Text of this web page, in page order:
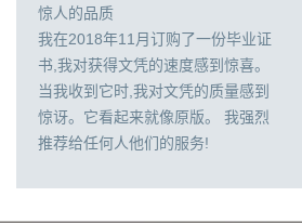
惊人的品质
我在2018年11月订购了一份毕业证
书,我对获得文凭的速度感到惊喜。
当我收到它时,我对文凭的质量感到
惊讶。它看起来就像原版。 我强烈
推荐给任何人他们的服务!